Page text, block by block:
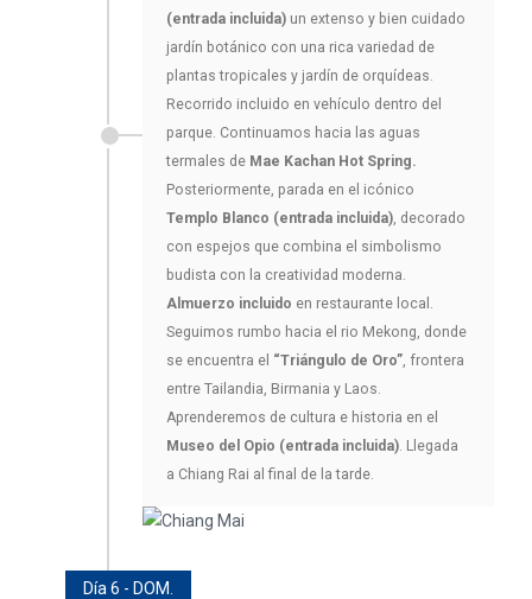
(entrada incluida) un extenso y bien cuidado
jardín botánico con una rica variedad de
plantas tropicales y jardín de orquídeas.
Recorrido incluido en vehículo dentro del
parque. Continuamos hacia las aguas
termales de Mae Kachan Hot Spring.
Posteriormente, parada en el icónico
Templo Blanco (entrada incluida), decorado
con espejos que combina el simbolismo
budista con la creatividad moderna.
Almuerzo incluido en restaurante local.
Seguimos rumbo hacia el rio Mekong, donde
se encuentra el “Triángulo de Oro”, frontera
entre Tailandia, Birmania y Laos.
Aprenderemos de cultura e historia en el
Museo del Opio (entrada incluida). Llegada
a Chiang Rai al final de la tarde.
Día 6 - DOM.